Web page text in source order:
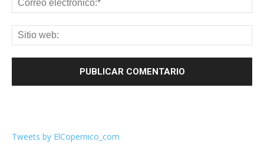
Tweets by ElCopernico_com